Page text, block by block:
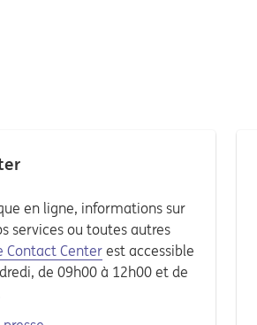
en ligne, informations sur
services ou toutes autres
Contact Centerest accessible
de 09h00 à 12h00 et de